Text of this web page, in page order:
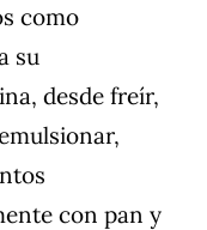
como
su
desde freír,
con pan y